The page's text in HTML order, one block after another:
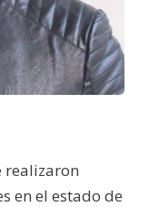
realizaron
en el estado de